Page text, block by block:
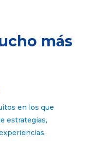
más
en los que
estrategias,